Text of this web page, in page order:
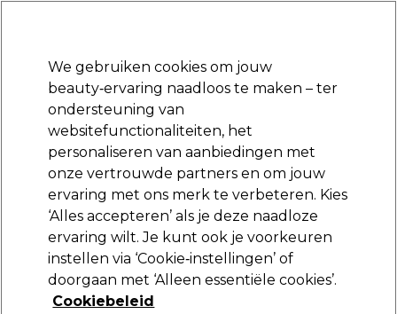
Aanmelden
Merken Deals Haar Elektra
Volgende dag geleverd*
Na verzending, maandag t/m vrijdag
XP100 Intense Radiance Permanent
Haarkleuring 100ml 10.0
(463
We gebruiken cookies om jouw
beauty‑ervaring naadloos te maken – ter
ondersteuning van
websitefunctionaliteiten, het
personaliseren van aanbiedingen met
onze vertrouwde partners en om jouw
ervaring met ons merk te verbeteren. Kies
‘Alles accepteren’ als je deze naadloze
ervaring wilt. Je kunt ook je voorkeuren
instellen via ‘Cookie‑instellingen’ of
doorgaan met ‘Alleen essentiële cookies’.
Cookiebeleid